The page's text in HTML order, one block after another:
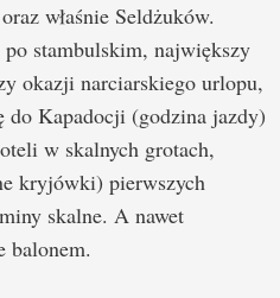
właśnie Seldżuków.
stambulskim, największy
okazji narciarskiego urlopu,
do Kapadocji (godzina jazdy)
w skalnych grotach,
kryjówki) pierwszych
skalne. A nawet
balonem.